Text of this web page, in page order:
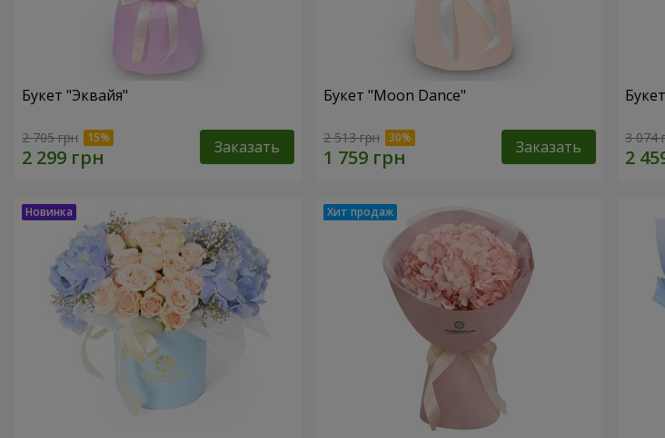
Букет "Эквайя"
2 705 грн Заказать
Букет "Moon Dance"
2 513 грн Заказать 3 074